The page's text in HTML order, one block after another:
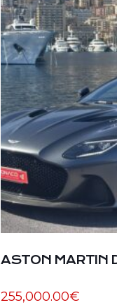
ASTON MARTIN
255,000.00€